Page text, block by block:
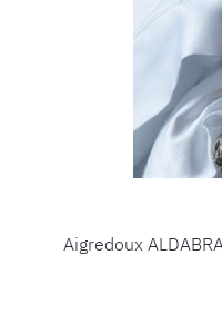
Aigredoux